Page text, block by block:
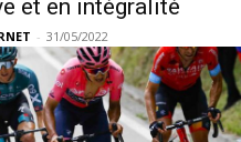
et en intégralité
- 31/05/2022